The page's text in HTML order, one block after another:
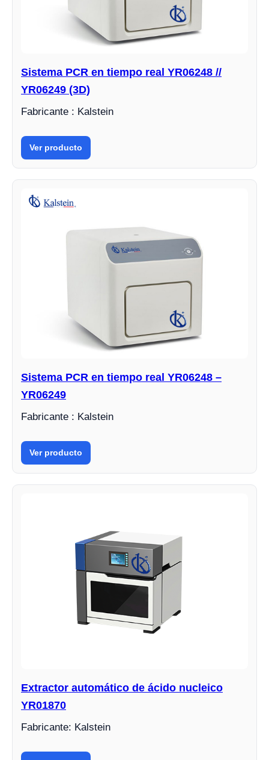
Sistema PCR en tiempo real YR06248 //
YR06249 (3D)
Fabricante : Kalstein
Ver producto
Sistema PCR en tiempo real YR06248 –
YR06249
Fabricante : Kalstein
Ver producto
Extractor automático de ácido nucleico
YR01870
Fabricante: Kalstein